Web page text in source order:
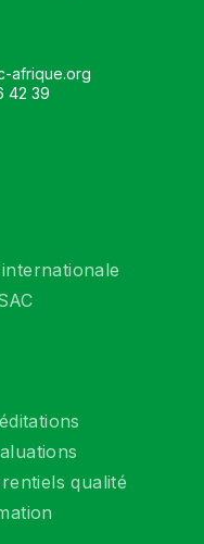
afrique.org
42 39
qualité